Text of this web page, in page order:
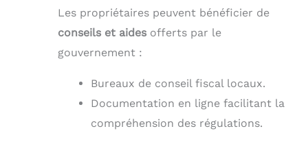
Les propriétaires peuvent bénéficier de
conseils et aides offerts par le
gouvernement :
Bureaux de conseil fiscal locaux.
Documentation en ligne facilitant la
compréhension des régulations.